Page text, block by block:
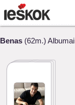
Benas (62m.) Albumai